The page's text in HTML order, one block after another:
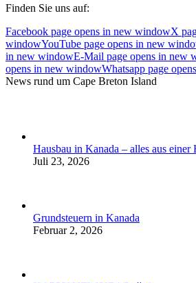
Finden Sie uns auf:
Facebook page opens in new windowX
windowYouTube page opens in new
in new windowE-Mail page opens in new
opens in new windowWhatsapp page
News rund um Cape Breton Island
Hausbau in Kanada – alles aus einer
Juli 23, 2026
Grundsteuern in Kanada
Februar 2, 2026